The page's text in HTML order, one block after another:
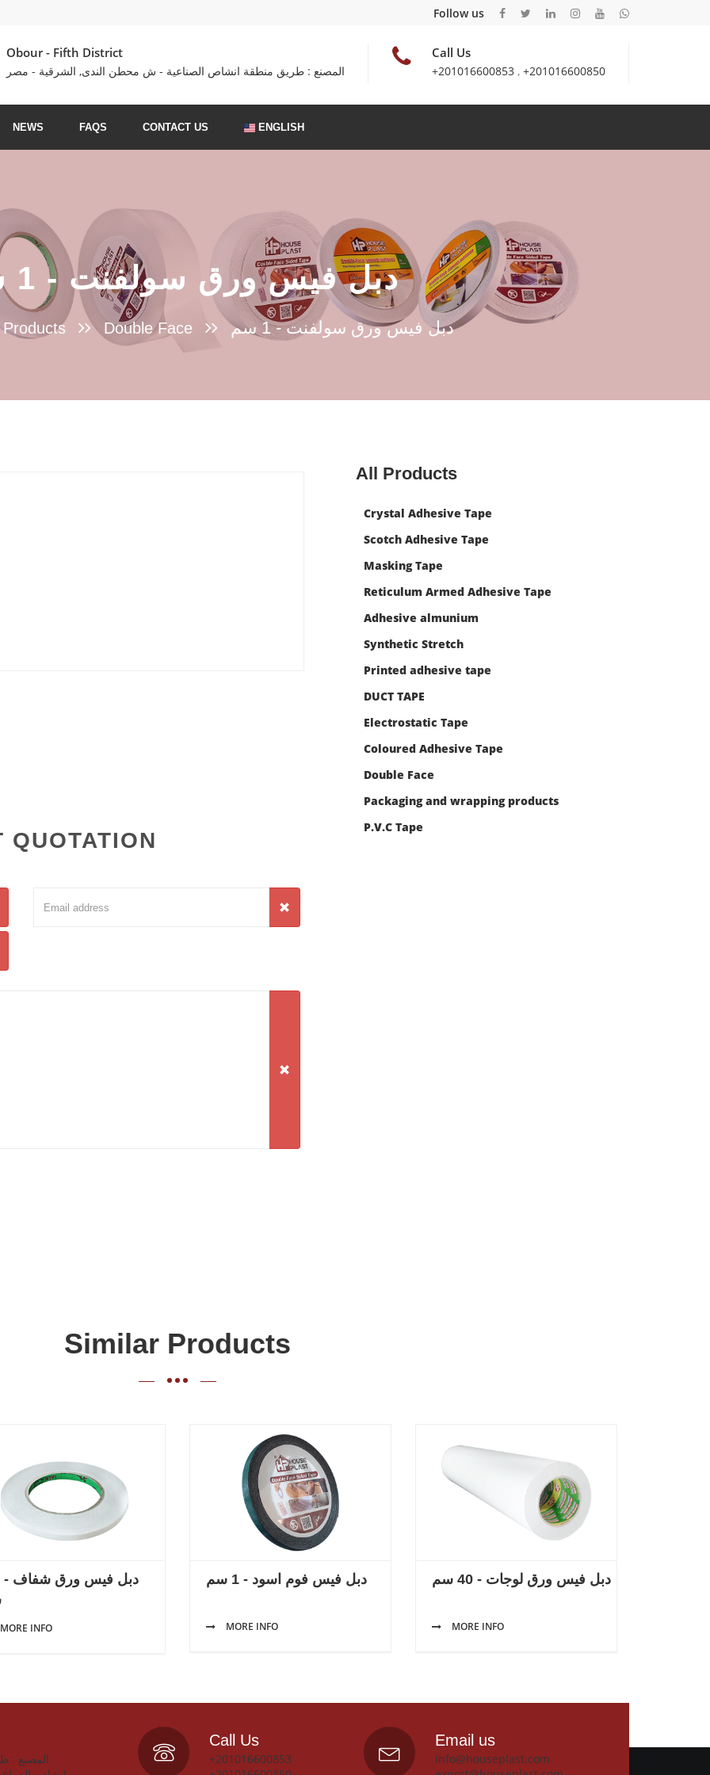
Follow us
Call Us
+201016600853 , +201016600850
Obour - Fifth District
المصنع : طريق منطقة انشاص الصناعية - ش محطن الندى, الشرقية - مصر
NEWS FAQS CONTACT US ENGLISH
دبل فيس ورق سولفنت - 1 سم
Double Face دبل فيس ورق سولفنت - 1 سم
QUOTATION
All Products
Crystal Adhesive Tape
Scotch Adhesive Tape
Masking Tape
Reticulum Armed Adhesive Tape
Adhesive almunium
Synthetic Stretch
Printed adhesive tape
DUCT TAPE
Electrostatic Tape
Coloured Adhesive Tape
Double Face
Packaging and wrapping products
P.V.C Tape
Similar Products
INFO
دبل فيس فوم اسود - 1 سم
MORE INFO
دبل فيس ورق لوجات - 40 سم
MORE INFO
Call Us
+201016600853
Email us
info@houseplast.com